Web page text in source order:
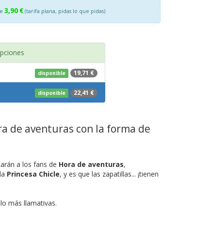
3,90 € (tarifa plana, pidas lo que pidas)
disponible 19,71 €
disponible 22,41 €
de aventuras con la forma de
a los fans de Hora de aventuras,
Princesa Chicle, y es que las zapatillas... ¡tienen
más llamativas.